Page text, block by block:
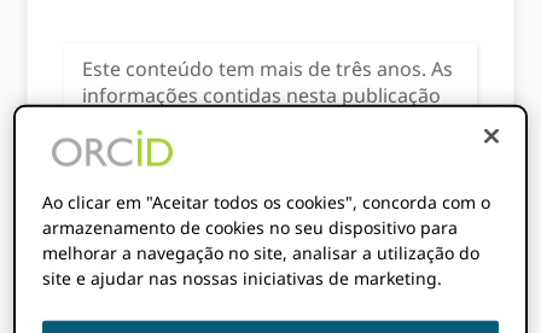
Este conteúdo tem mais de três anos. As
informações contidas nesta publicação
Acesse o mais recente gráfico do
'círculo virtuoso' (e muito mais!) em
nosso Biblioteca de marcas.
Ao clicar em "Aceitar todos os cookies", concorda com o
armazenamento de cookies no seu dispositivo para
melhorar a navegação no site, analisar a utilização do
site e ajudar nas nossas iniciativas de marketing.